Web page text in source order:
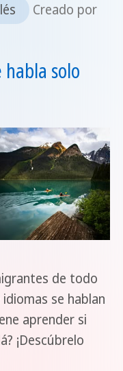
Creado por
habla solo
de todo
se hablan
aprender si
¡Descúbrelo